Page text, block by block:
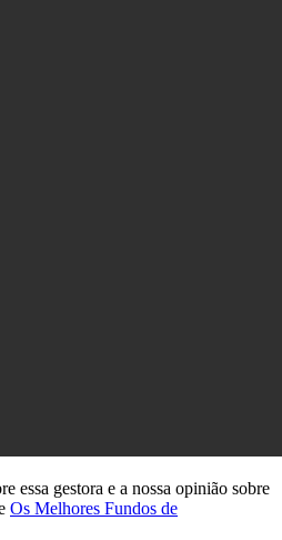
essa gestora e a nossa opinião sobre
Os Melhores Fundos de